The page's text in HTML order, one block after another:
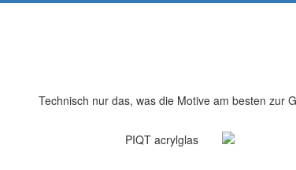
Technisch nur das, was die Motive am besten zur